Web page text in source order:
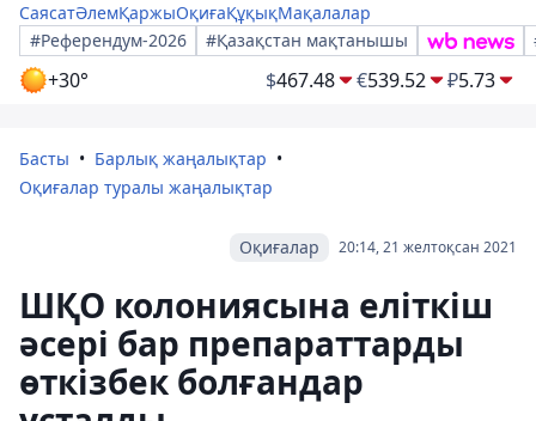
СаясатӘлемҚаржыОқиғаҚұқықМақалалар
#Референдум-2026
#Қазақстан мақтанышы
+30° $467.48 €539.52 ₽5.73
Басты
Барлық жаңалықтар
Оқиғалар туралы жаңалықтар
20:14, 21 желтоқсан 2021
Оқиғалар
ШҚО колониясына еліткіш
әсері бар препараттарды
өткізбек болғандар